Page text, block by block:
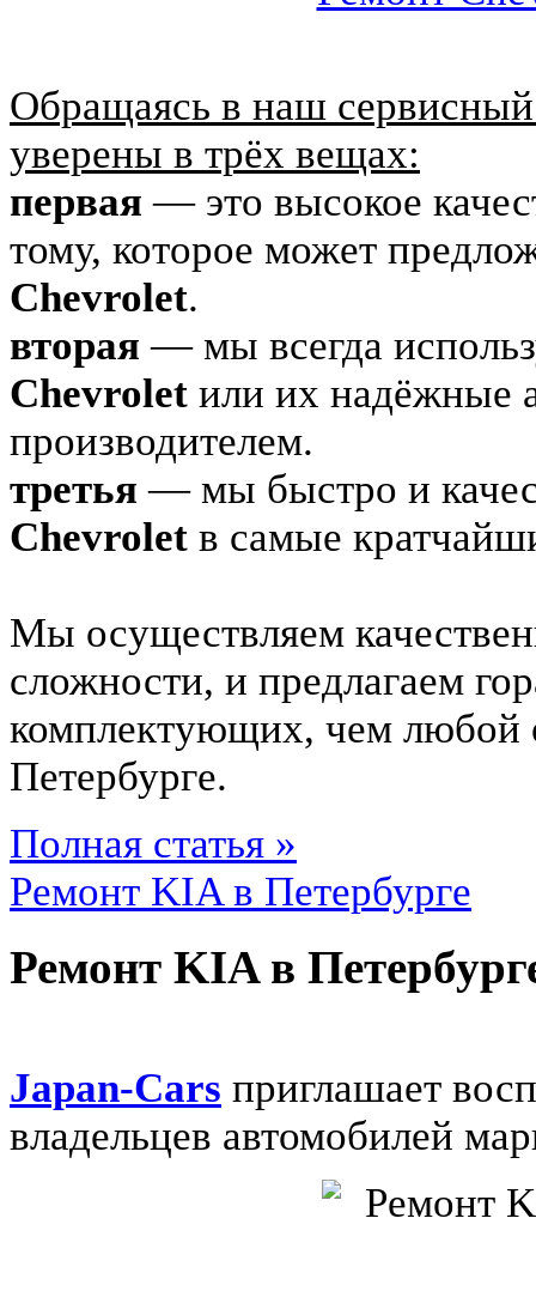
Обращаясь в наш
уверены в трёх вещах:
первая — это высокое
тому, которое может
Chevrolet.
вторая — мы всегда
Chevrolet или их надёжные
производителем.
третья — мы быстро и
Chevrolet в самые
Мы осуществляем
сложности, и предлагаем
комплектующих, чем
Петербурге.
Полная статья »
Ремонт KIA в Петербурге
Ремонт KIA в
Japan-Cars приглашает
владельцев автомобилей